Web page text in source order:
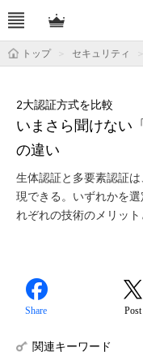
トップ セキュリティ
いまさら聞けない
の違い
2大認証方式を比較
生体認証と多要素認証
現できる。いずれかを
れぞれの技術のメリット
Share Post
関連キーワード